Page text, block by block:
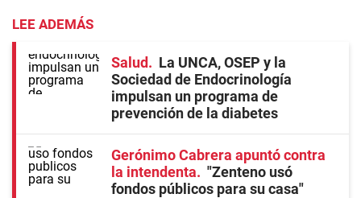
LEE ADEMÁS
Salud
La UNCA, OSEP y la
Sociedad de Endocrinología
impulsan un programa de
prevención de la diabetes
Gerónimo Cabrera apuntó contra
la intendenta
"Zenteno usó
fondos públicos para su casa"